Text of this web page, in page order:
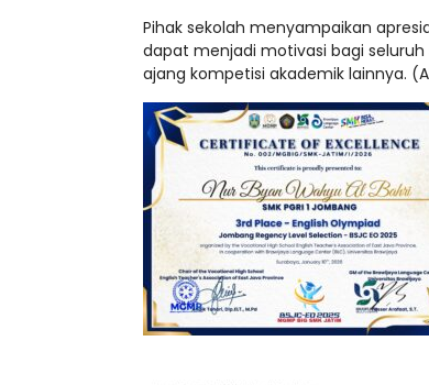
Pihak sekolah menyampaikan
dapat menjadi motivasi bagi
ajang kompetisi akademik lainnya.